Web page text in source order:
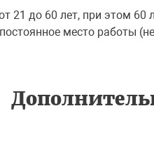
21 до 60 лет, при этом
место работы